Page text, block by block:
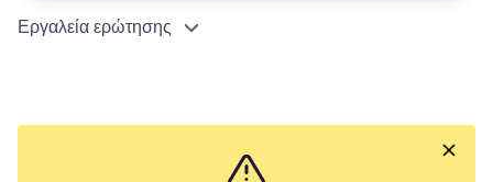
Εργαλεία ερώτησης